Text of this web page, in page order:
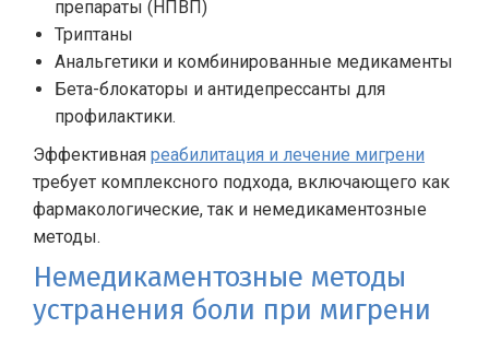
препараты (НПВП)
Триптаны
Анальгетики и комбинированные медикаменты
Бета-блокаторы и антидепрессанты для
профилактики.
Эффективная реабилитация и лечение мигрени
требует комплексного подхода, включающего как
фармакологические, так и немедикаментозные
методы.
Немедикаментозные методы
устранения боли при мигрени